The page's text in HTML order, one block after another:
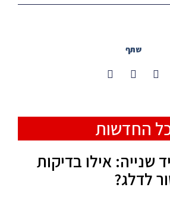
שתף
החדשות
שנייה: אילו בדיקות
לדלג?